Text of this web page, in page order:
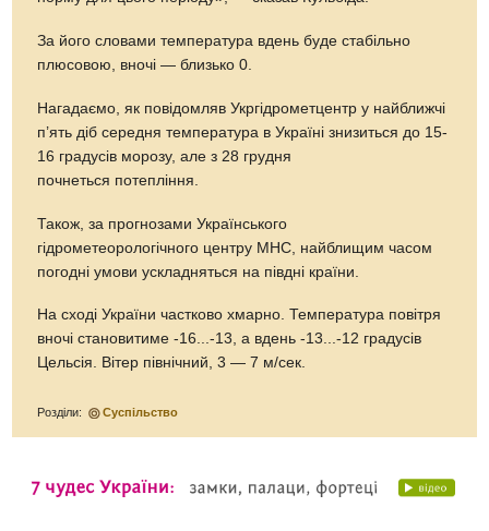
За його словами температура вдень буде стабільно
плюсовою, вночі — близько 0.
Нагадаємо, як повідомляв Укргідрометцентр у найближчі
п’ять діб середня температура в Україні знизиться до 15-
16 градусів морозу, але з 28 грудня
почнеться потепління.
Також, за прогнозами Українського
гідрометеорологічного центру МНС, найблищим часом
погодні умови ускладняться на півдні країни.
На сході України частково хмарно. Температура повітря
вночі становитиме -16...-13, а вдень -13...-12 градусів
Цельсія. Вітер північний, 3 — 7 м/сек.
Розділи: Суспільство